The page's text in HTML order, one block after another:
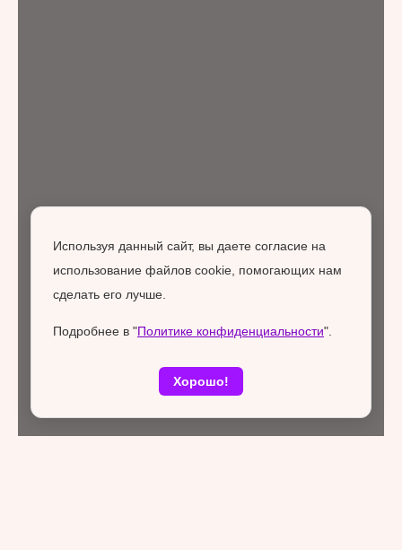
Используя данный сайт, вы даете согласие на
использование файлов cookie, помогающих нам
сделать его лучше.
Подробнее в "Политике конфиденциальности".
Хорошо!